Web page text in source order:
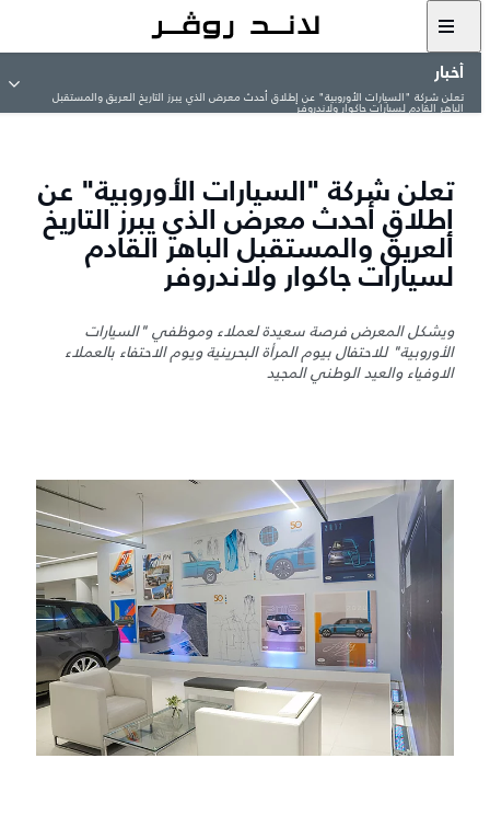
أخبار
تعلن شركة "السيارات الأوروبية" عن إطلاق أحدث معرض الذي يبرز التاريخ العريق والمستقبل
الباهر القادم لسيارات جاكوار ولاندروفر
تعلن شركة "السيارات الأوروبية" عن
إطلاق أحدث معرض الذي يبرز التاريخ
العريق والمستقبل الباهر القادم
لسيارات جاكوار ولاندروفر
ويشكل المعرض فرصة سعيدة لعملاء وموظفي "السيارات
الأوروبية" للاحتفال بيوم المرأة البحرينية ويوم الاحتفاء بالعملاء
الاوفياء والعيد الوطني المجيد